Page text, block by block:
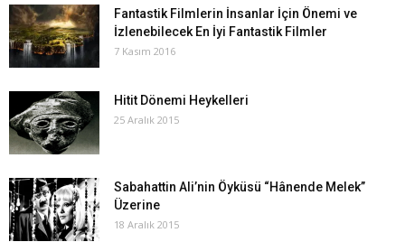
Fantastik Filmlerin İnsanlar İçin Önemi ve
İzlenebilecek En İyi Fantastik Filmler
7 Kasım 2016
Hitit Dönemi Heykelleri
25 Aralık 2015
Sabahattin Ali’nin Öyküsü “Hânende Melek”
Üzerine
18 Aralık 2015